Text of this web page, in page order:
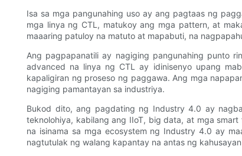
Isa sa mga pangunahing uso ay ang pagtaas ng
mga linya ng CTL, matukoy ang mga pattern, at
maaaring patuloy na matuto at mapabuti, na
Ang pagpapanatili ay nagiging pangunahing punto
advanced na linya ng CTL ay idinisenyo upang
kapaligiran ng proseso ng paggawa. Ang mga
nagiging pamantayan sa industriya.
Bukod dito, ang pagdating ng Industry 4.0 ay
teknolohiya, kabilang ang IIoT, big data, at mga
na isinama sa mga ecosystem ng Industry 4.0 ay
nagtutulak ng walang kapantay na antas ng